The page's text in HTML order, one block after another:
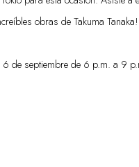
obras de Takuma Tanaka!
de septiembre de 6 p.m. a 9